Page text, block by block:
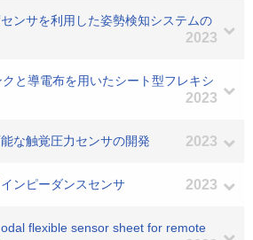
ンサを利用した姿勢検知システムの
2023
と導電布を用いたシート型フレキシ
2023
な触覚圧力センサの開発 2023
ンピーダンスセンサ 2023
flexible sensor sheet for remote